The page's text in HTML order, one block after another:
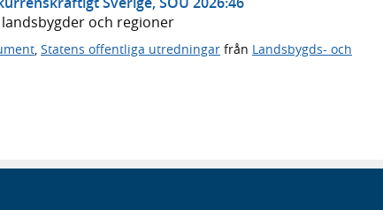
och regioner
, Statens offentliga utredningar från Landsbygds- och